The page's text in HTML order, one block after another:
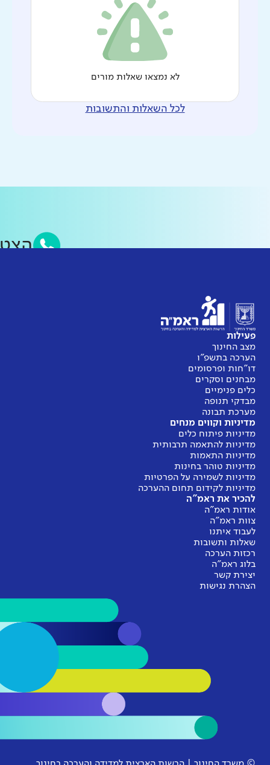
לא נמצאו שאלות מורים
לכל השאלות והתשובות
פעילות
מצב החינוך
הערכה בתשפ"ו
דו"חות ופרסומים
מבחנים וסקרים
כלים פנימיים
מבדקי תנופה
מערכת תבונה
מדיניות וקווים מנחים
מדיניות פיתוח כלים
מדיניות להתאמה תרבותית
מדיניות התאמות
מדיניות טוהר בחינות
מדיניות לשמירה על הפרטיות
מדיניות לקידום תחום ההערכה
להכיר את ראמ"ה
אודות ראמ"ה
צוות ראמ"ה
לעבוד איתנו
שאלות ותשובות
רכזות הערכה
בלוג ראמ"ה
יצירת קשר
הצהרת נגישות